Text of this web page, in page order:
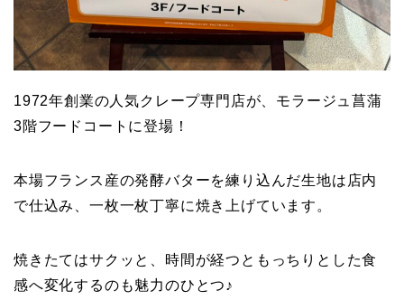
1972年創業の人気クレープ専門店が、 モラージュ菖蒲
3階フードコートに登場！
本場フランス産の発酵バターを練り込んだ生地は店内
で仕込み、 一枚一枚丁寧に焼き上げています。
焼きたてはサクッと、 時間が経つともっちりとした食
感へ変化するのも魅力のひとつ♪